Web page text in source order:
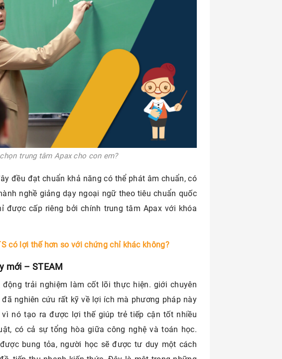
trung tâm Apax cho con em?
đều đạt chuẩn khả năng có thể phát âm chuẩn, có
nghề giảng dạy ngoại ngữ theo tiêu chuẩn quốc
được cấp riêng bởi chính trung tâm Apax với khóa
có lợi thế hơn so với chứng chỉ khác không?
mới – STEAM
trải nghiệm làm cốt lõi thực hiện. giới chuyên
nghiên cứu rất kỹ về lợi ích mà phương pháp này
nó tạo ra được lợi thế giúp trẻ tiếp cận tốt nhiều
có cả sự tổng hòa giữa công nghệ và toán học.
bung tỏa, người học sẽ được tư duy một cách